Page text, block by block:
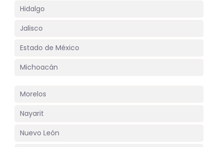
Hidalgo
Jalisco
Estado de México
Michoacán
Morelos
Nayarit
Nuevo León